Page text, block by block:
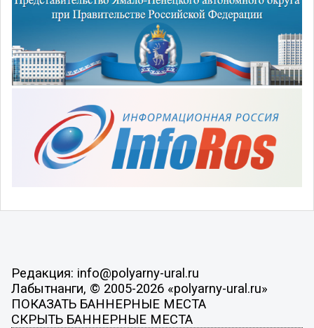
Редакция: info@polyarny-ural.ru
Лабытнанги, © 2005-2026 «polyarny-ural.ru»
ПОКАЗАТЬ БАННЕРНЫЕ МЕСТА
СКРЫТЬ БАННЕРНЫЕ МЕСТА